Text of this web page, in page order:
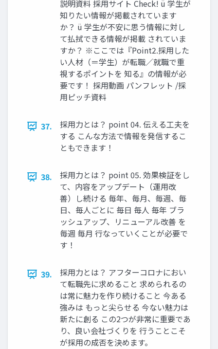
説明資料 採用サイト Check! ü 学生が
知りたい情報が掲載されています
か？ ü 学生が不安に思う情報に対し
て払拭できる情報が掲載 されていま
すか？ ※ここでは『Point2.採用した
い人材（＝学生）が転職／就職で重
視するポイントを 知る』の情報が必
要です！ 採用動画 パンフレット /採
用ピッチ資料
37.
採用力とは？ point 04. 伝える工夫を
する こんな方法で情報を発信するこ
ともできます！
38.
採用力とは？ point 05. 効果検証をし
て、内容をアップデート（運用改
善）し続ける 毎年、毎月、毎週、毎
日、毎人ごとに 毎日 毎人 毎年 ブラ
ッシュアップ、リニューアル改善 を
毎週 毎月 行なっていくことが必要で
す！
39.
採用力とは？ アフターコロナにおい
て転職先に求めること 求められるの
は常に魅力を作り続けること 今ある
強みは もっと尖らせる 今ない魅力は
新たに創る この2つが非常に重要であ
り、良い会社づくりを 行うことこそ
が採用の成否を決めます。